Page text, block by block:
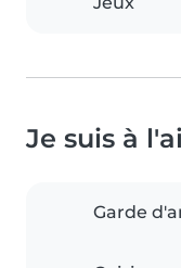
Je suis à
Garde